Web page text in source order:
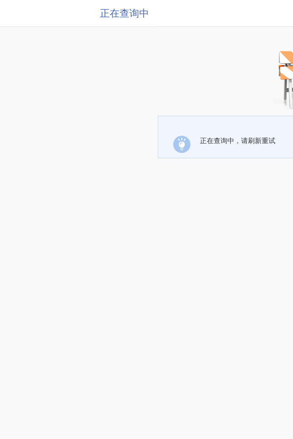
正在查询中
正在查询中，请刷新重试